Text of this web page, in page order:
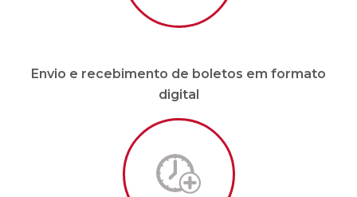
Envio e recebimento de boletos em formato
digital